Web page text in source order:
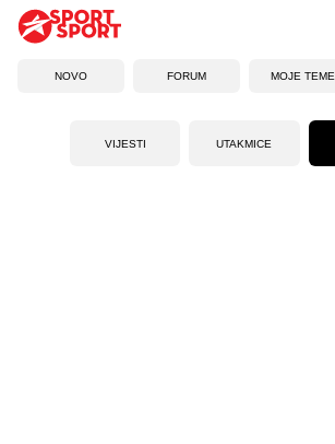
NOVO FORUM MOJE TEME
VIJESTI UTAKMICE